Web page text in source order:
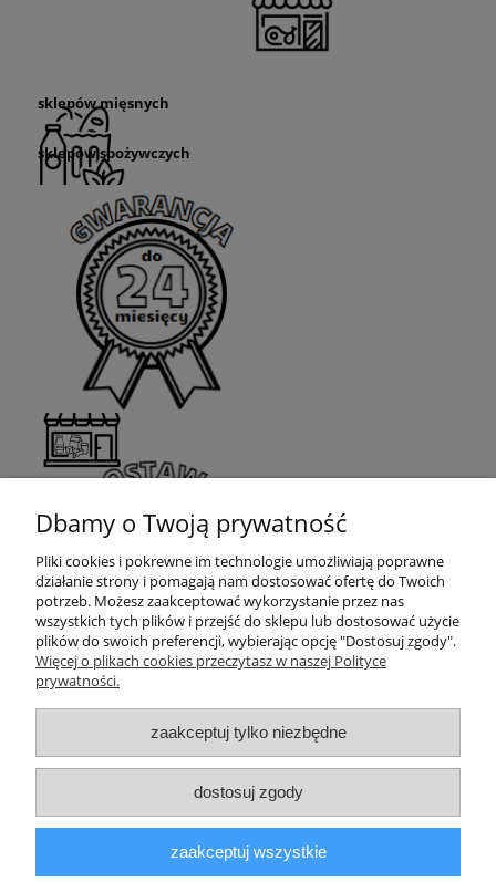
sklepów mięsnych
sklepów spożywczych
sklepów rybnych
sklepów nabiałowych
Moje konto
Informacje
SKONTAKTUJ SIĘ
Dbamy o Twoją prywatność
Pliki cookies i pokrewne im technologie umożliwiają poprawne
działanie strony i pomagają nam dostosować ofertę do Twoich
potrzeb. Możesz zaakceptować wykorzystanie przez nas
wszystkich tych plików i przejść do sklepu lub dostosować użycie
plików do swoich preferencji, wybierając opcję "Dostosuj zgody".
Więcej o plikach cookies przeczytasz w naszej Polityce
prywatności.
zaakceptuj tylko niezbędne
dostosuj zgody
zaakceptuj wszystkie